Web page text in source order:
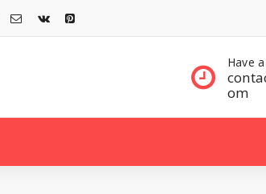
contact@dummy.c